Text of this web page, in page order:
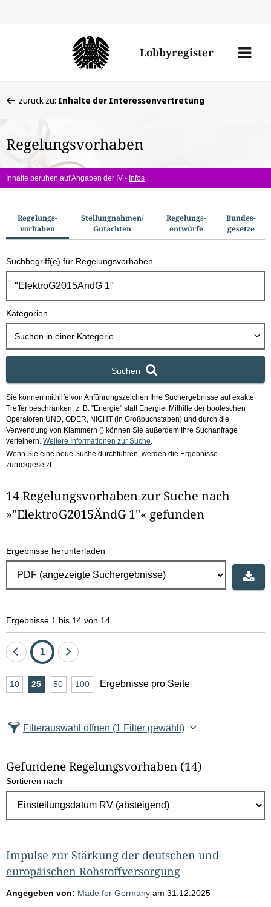
den
Lobbyregister
Menü
befinden
hier:
zurück zu: Inhalte der Interessenvertretung
Regelungsvorhaben
Inhalte beruhen auf Angaben der IV - Infos
u
c
h
o
Regelungs­
vorhaben
Stellungnahmen/​
Gutachten
Regelungs­
entwürfe
Bundes­
gesetze
Suchbegriff(e) für Regelungsvorhaben
Kategorien
Suchen in einer Kategorie
Suchen
Sie können mithilfe von Anführungszeichen Ihre Suchergebnisse auf exakte
Treffer beschränken, z. B. "Energie" statt Energie. Mithilfe der booleschen
Operatoren UND, ODER, NICHT (in Großbuchstaben) und durch die
Verwendung von Klammern () können Sie außerdem Ihre Suchanfrage
verfeinern. Weitere Informationen zur Suche
Wenn Sie eine neue Suche durchführen, werden die Ergebnisse
zurückgesetzt.
14 Regelungsvorhaben zur Suche nach
»"ElektroG2015ÄndG 1"« gefunden
Ergebnisse herunterladen
Ergebnisse 1 bis 14 von 14
Eine
zurück
Seite
1
Eine
vor
A
z
l
E
g
e
b
n
i
10Ergebnisse
25Ergebnisse
50Ergebnisse
100Ergebnisse
Ergebnisse pro Seite
Filterauswahl öffnen (1 Filter gewählt)
Gefundene Regelungsvorhaben (14)
Sortieren nach
Impulse zur Stärkung der deutschen und
europäischen Rohstoffversorgung
Angegeben von: Made for Germany am 31.12.2025